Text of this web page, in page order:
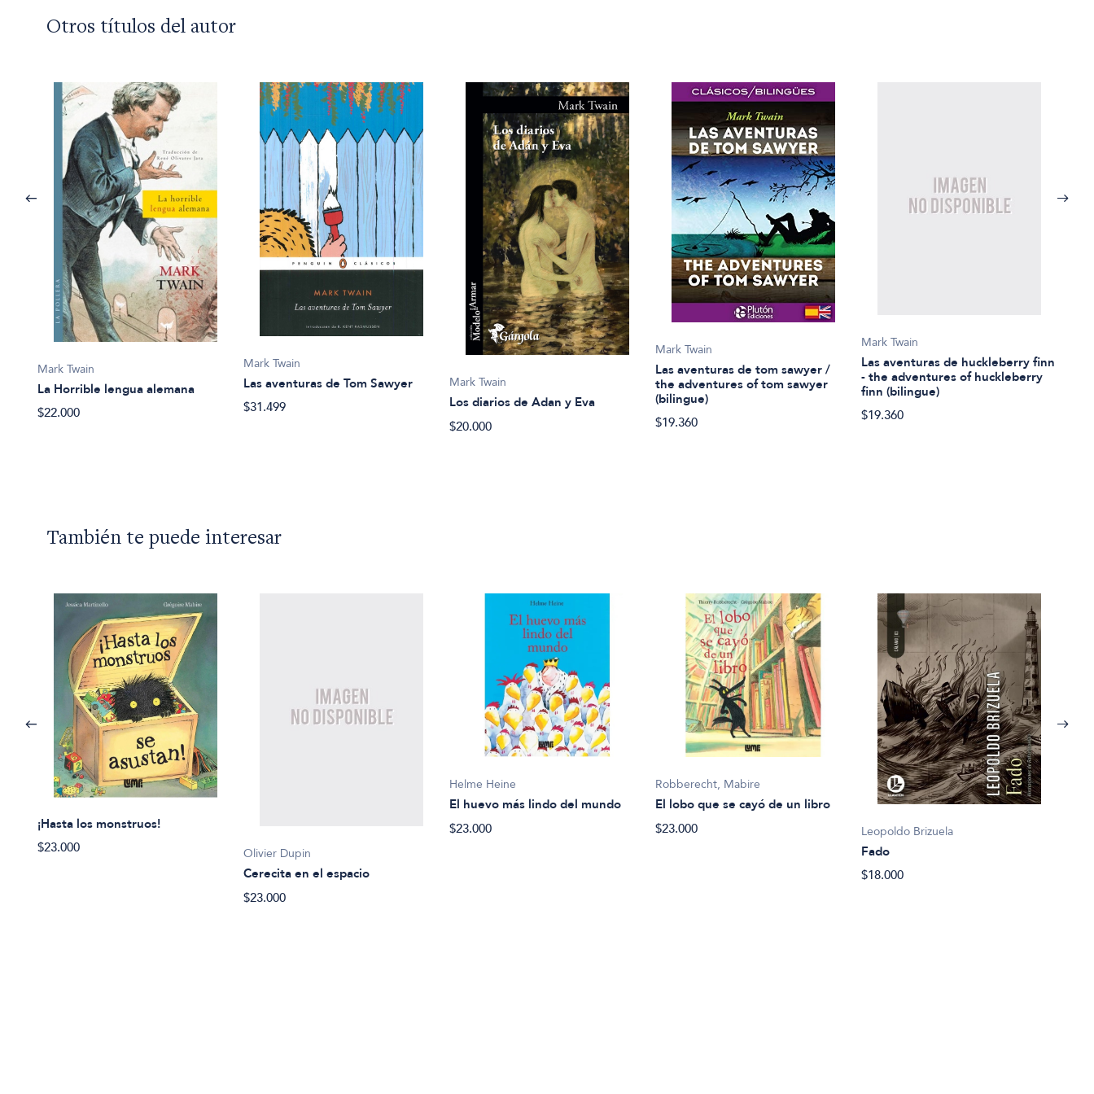
Otros títulos del autor
Mark Twain
La Horrible lengua alemana
$22.000
Mark Twain
Las aventuras de Tom Sawyer
$31.499
Mark Twain
Los diarios de Adan y Eva
$20.000
Mark Twain
Las aventuras de tom sawyer /
the adventures of tom sawyer
(bilingue)
$19.360
Mark Twain
Las aventuras de huckleberry finn
- the adventures of huckleberry
finn (bilingue)
$19.360
También te puede interesar
¡Hasta los monstruos!
$23.000
Olivier Dupin
Cerecita en el espacio
$23.000
Helme Heine
El huevo más lindo del mundo
$23.000
Robberecht, Mabire
El lobo que se cayó de un libro
$23.000
Leopoldo Brizuela
Fado
$18.000